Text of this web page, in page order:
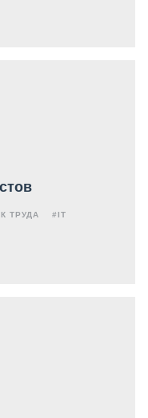
ТРУДА #IT